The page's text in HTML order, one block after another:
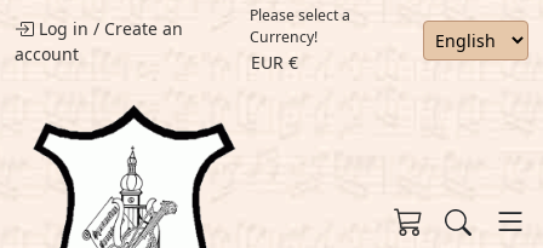
Log in / Create an
account
Please select a
Currency!
EUR €